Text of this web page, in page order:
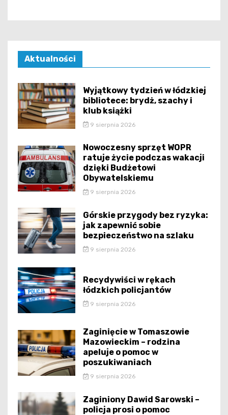
Aktualności
Wyjątkowy tydzień w łódzkiej
bibliotece: brydż, szachy i
klub książki
9 sierpnia 2026
Nowoczesny sprzęt WOPR
ratuje życie podczas wakacji
dzięki Budżetowi
Obywatelskiemu
9 sierpnia 2026
Górskie przygody bez ryzyka:
jak zapewnić sobie
bezpieczeństwo na szlaku
9 sierpnia 2026
Recydywiści w rękach
łódzkich policjantów
9 sierpnia 2026
Zaginięcie w Tomaszowie
Mazowieckim – rodzina
apeluje o pomoc w
poszukiwaniach
9 sierpnia 2026
Zaginiony Dawid Sarowski –
policja prosi o pomoc